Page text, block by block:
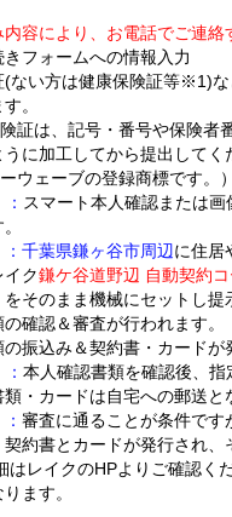
容により、お電話でご連絡
きフォームへの情報入力
(ない方は健康保険証等※1)
。
証は、記号・番号や保険者
うに加工してから提出してく
ウェーブの登録商標です。）
スマート本人確認または
千葉県鎌ヶ谷市周辺に住居
イク鎌ケ谷道野辺 自動契約
そのまま機械にセットし提
確認＆審査が行われます。
振込み＆契約書・カードが
本人確認書類を確認後、
・カードは自宅への郵送と
審査に通ることが条件です
契約書とカードが発行され、
はレイクのHPよりご確認く
ます。